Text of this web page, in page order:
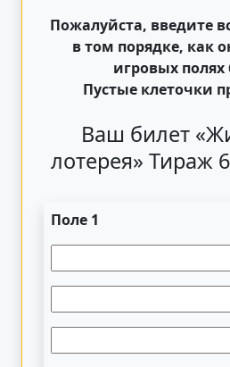
Пожалуйста, введите
в том порядке, как
игровых полях
Пустые клеточки
Ваш билет
лотерея» Тираж
Поле 1